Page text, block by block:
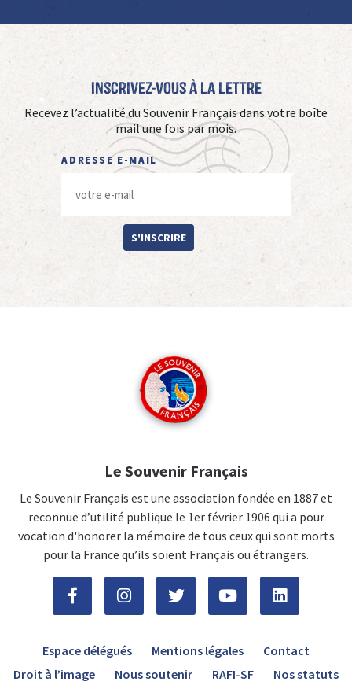
Inscrivez-vous à La Lettre
Recevez l’actualité du Souvenir Français dans votre boîte
mail une fois par mois.
ADRESSE E-MAIL
S'INSCRIRE
Le Souvenir Français
Le Souvenir Français est une association fondée en 1887 et
reconnue d’utilité publique le 1er février 1906 qui a pour
vocation d'honorer la mémoire de tous ceux qui sont morts
pour la France qu’ils soient Français ou étrangers.
Espace délégués Mentions légales
Contact
Droit à l’image
Nous soutenir RAFI-SF Nos statuts